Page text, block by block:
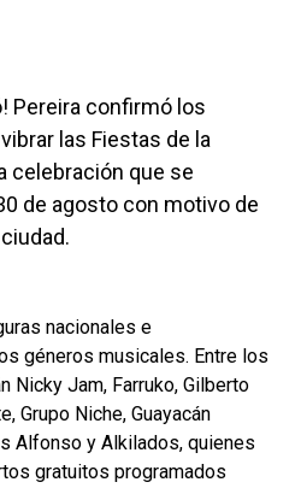
Pereira confirmó los
las Fiestas de la
celebración que se
de agosto con motivo de
nacionales e
géneros musicales. Entre los
Nicky Jam, Farruko, Gilberto
Grupo Niche, Guayacán
Alfonso y Alkilados, quienes
gratuitos programados